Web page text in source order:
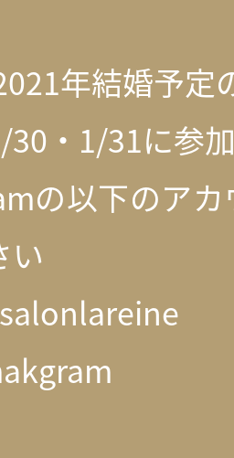
年結婚予定
30・1/31に参
の以下のア
い